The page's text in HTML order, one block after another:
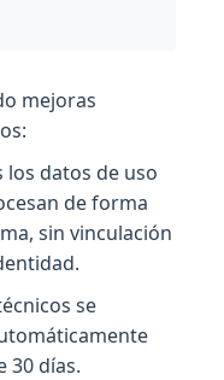
mejoras
los datos de uso
de forma
sin vinculación
se
30 días.